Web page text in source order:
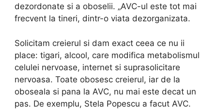
dezordonate si a oboselii. „AVC-ul este tot mai
frecvent la tineri, dintr-o viata dezorganizata.
Solicitam creierul si dam exact ceea ce nu ii
place: tigari, alcool, care modifica metabolismul
celulei nervoase, internet si suprasolicitare
nervoasa. Toate obosesc creierul, iar de la
oboseala si pana la AVC, nu mai este decat un
pas. De exemplu, Stela Popescu a facut AVC.